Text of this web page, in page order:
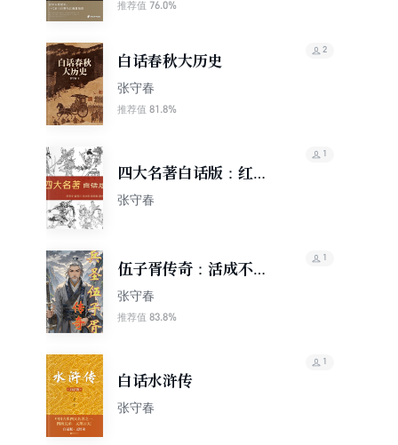
推荐值 76.0%
白话春秋大历史
张守春
推荐值 81.8%
2
四大名著白话版：红楼
梦三国演义水浒传西游
张守春
1
伍子胥传奇：活成不讨
好任何人的样子
张守春
推荐值 83.8%
1
白话水浒传
张守春
1